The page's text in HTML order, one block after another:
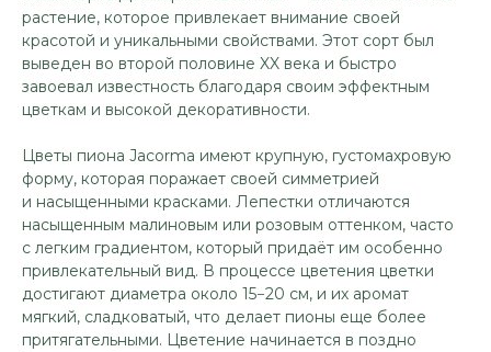
растение, которое привлекает внимание своей
красотой и уникальными свойствами. Этот сорт был
выведен во второй половине XX века и быстро
завоевал известность благодаря своим эффектным
цветкам и высокой декоративности.
Цветы пиона Jacorma имеют крупную, густомахровую
форму, которая поражает своей симметрией
и насыщенными красками. Лепестки отличаются
насыщенным малиновым или розовым оттенком, часто
с легким градиентом, который придаёт им особенно
привлекательный вид. В процессе цветения цветки
достигают диаметра около 15−20 см, и их аромат
мягкий, сладковатый, что делает пионы еще более
притягательными. Цветение начинается в поздно